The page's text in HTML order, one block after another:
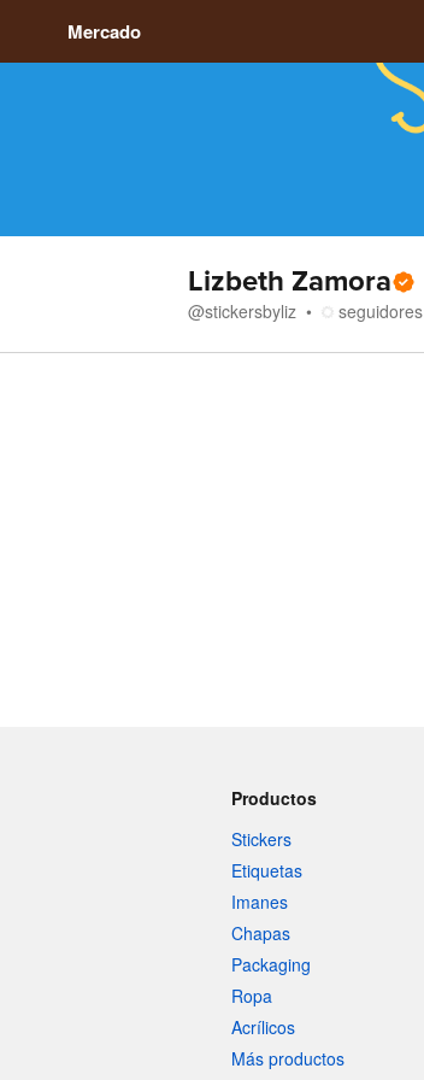
Mercado
Lizbeth Zamora
@stickersbyliz seguidores
Productos
Stickers
Etiquetas
Imanes
Chapas
Packaging
Ropa
Acrílicos
Más productos